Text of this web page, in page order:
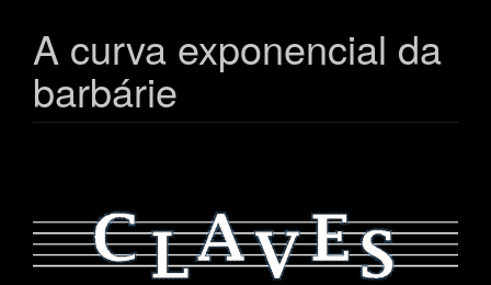
A curva exponencial da
barbárie
lateral
de
artigos